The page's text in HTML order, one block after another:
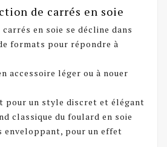
de carrés en soie
en soie se décline dans
formats pour répondre à
accessoire léger ou à nouer
pour un style discret et élégant
classique du foulard en soie
enveloppant, pour un effet